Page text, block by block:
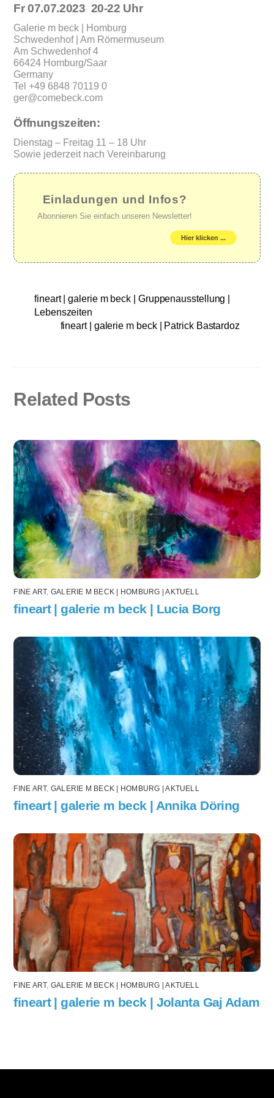
Fr 07.07.2023 20-22 Uhr
Galerie m beck | Homburg
Schwedenhof | Am Römermuseum
Am Schwedenhof 4
66424 Homburg/Saar
Germany
Tel +49 6848 70119 0
ger@comebeck.com
Öffnungszeiten:
Dienstag – Freitag 11 – 18 Uhr
Sowie jederzeit nach Vereinbarung
Einladungen und Infos?
Abonnieren Sie einfach unseren Newsletter!
Hier klicken ...
fineart | galerie m beck | Gruppenausstellung |
Lebenszeiten
fineart | galerie m beck | Patrick Bastardoz
Related Posts
FINE ART, GALERIE M BECK | HOMBURG | AKTUELL
fineart | galerie m beck | Lucia Borg
FINE ART, GALERIE M BECK | HOMBURG | AKTUELL
fineart | galerie m beck | Annika Döring
FINE ART, GALERIE M BECK | HOMBURG | AKTUELL
fineart | galerie m beck | Jolanta Gaj Adam